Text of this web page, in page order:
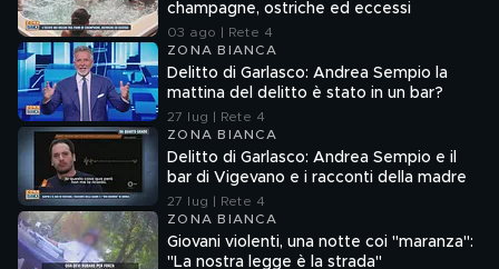
champagne, ostriche ed eccessi
03 ago | Rete 4
ZONA BIANCA
Delitto di Garlasco: Andrea Sempio la
mattina del delitto è stato in un bar?
27 lug | Rete 4
ZONA BIANCA
Delitto di Garlasco: Andrea Sempio e il
bar di Vigevano e i racconti della madre
27 lug | Rete 4
ZONA BIANCA
Giovani violenti, una notte coi "maranza":
"La nostra legge è la strada"